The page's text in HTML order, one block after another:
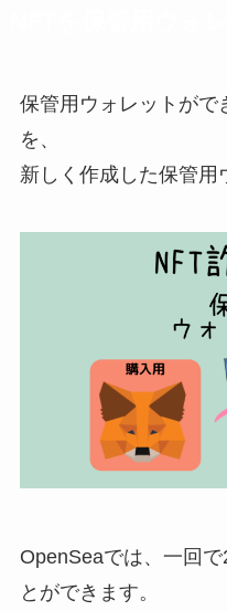
保管用ウォレットがで
を、
新しく作成した保管用
OpenSeaでは、一回
とができます。